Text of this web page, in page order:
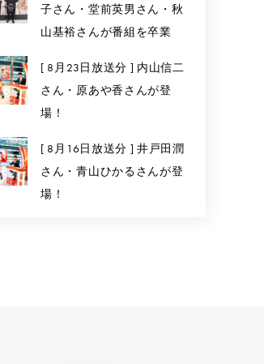
子さん・堂前英男さん・秋
山基裕さんが番組を卒業
[ 8月23日放送分 ] 内山信二
さん・原あや香さんが登
場！
[ 8月16日放送分 ] 井戸田潤
さん・青山ひかるさんが登
場！